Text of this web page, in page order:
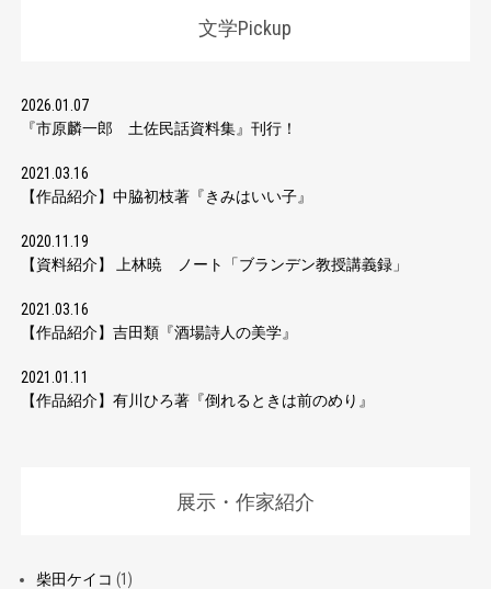
文学Pickup
2026.01.07
『市原麟一郎 土佐民話資料集』刊行！
2021.03.16
【作品紹介】中脇初枝著『きみはいい子』
2020.11.19
【資料紹介】 上林暁 ノート「ブランデン教授講義録」
2021.03.16
【作品紹介】吉田類『酒場詩人の美学』
2021.01.11
【作品紹介】有川ひろ著『倒れるときは前のめり』
展示・作家紹介
柴田ケイコ (1)